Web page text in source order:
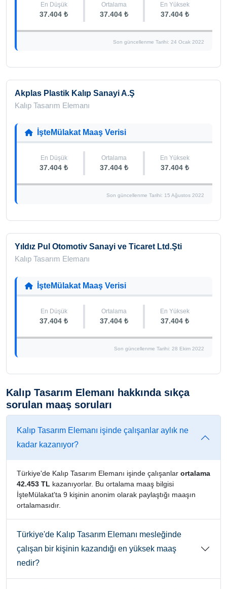
En Düşük
37.404 ₺
Ortalama
37.404 ₺
En Yüksek
37.404 ₺
Son güncellenme Tarihi: 24 Ocak 2022
Akplas Plastik Kalıp Sanayi A.Ş
Kalıp Tasarım Elemanı
İşteMülakat Maaş Verisi
En Düşük
37.404 ₺
Ortalama
37.404 ₺
En Yüksek
37.404 ₺
Son güncellenme Tarihi: 15 Ağustos 2022
Yıldız Pul Otomotiv Sanayi ve Ticaret Ltd.Şti
Kalıp Tasarım Elemanı
İşteMülakat Maaş Verisi
En Düşük
37.404 ₺
Ortalama
37.404 ₺
En Yüksek
37.404 ₺
Son güncellenme Tarihi: 28 Ekim 2022
Kalıp Tasarım Elemanı hakkında sıkça
sorulan maaş soruları
Kalıp Tasarım Elemanı işinde çalışanlar aylık ne
kadar kazanıyor?
Türkiye'de Kalıp Tasarım Elemanı işinde çalışanlar ortalama
42.453 TL kazanıyorlar. Bu ortalama maaş bilgisi
İşteMülakat'ta 9 kişinin anonim olarak paylaştığı maaşın
ortalamasıdır.
Türkiye'de Kalıp Tasarım Elemanı mesleğinde
çalışan bir kişinin kazandığı en yüksek maaş
nedir?